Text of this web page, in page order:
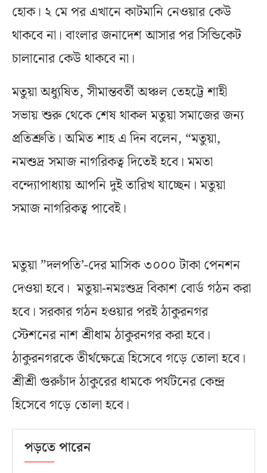
হোক। ২ মে পর এখানে কাটমানি নেওয়ার কেউ
থাকবে না। বাংলার জনাদেশ আসার পর সিন্ডিকেট
চালানোর কেউ থাকবে না।
মতুয়া অধ্যুষিত, সীমান্তবর্তী অঞ্চল তেহট্টে শাহী
সভায় শুরু থেকে শেষ থাকল মতুয়া সমাজের জন্য
প্রতিশ্রুতি। অমিত শাহ এ দিন বলেন, “মতুয়া,
নমশুদ্র সমাজ নাগরিকত্ব দিতেই হবে। মমতা
বন্দ্যোপাধ্যায় আপনি দুই তারিখ যাচ্ছেন। মতুয়া
সমাজ নাগরিকত্ব পাবেই।
মতুয়া ”দলপতি’-দের মাসিক ৩০০০ টাকা পেনশন
দেওয়া হবে। মতুয়া-নমঃশুদ্র বিকাশ বোর্ড গঠন করা
হবে। সরকার গঠন হওয়ার পরই ঠাকুরনগর
স্টেশনের নাশ শ্রীধাম ঠাকুরনগর করা হবে।
ঠাকুরনগরকে তীর্থক্ষেত্রে হিসেবে গড়ে তোলা হবে।
শ্রীশ্রী গুরুচাঁদ ঠাকুরের ধামকে পর্যটনের কেন্দ্র
হিসেবে গড়ে তোলা হবে।
পড়তে পারেন